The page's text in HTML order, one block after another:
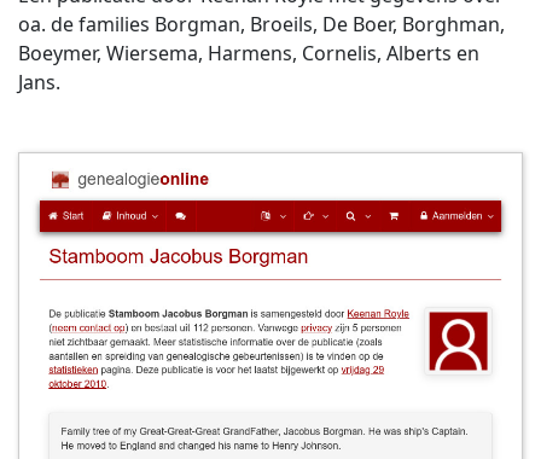
oa. de families Borgman, Broeils, De Boer, Borghman,
Boeymer, Wiersema, Harmens, Cornelis, Alberts en
Jans.